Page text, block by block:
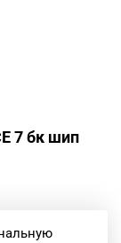
7 бк шип